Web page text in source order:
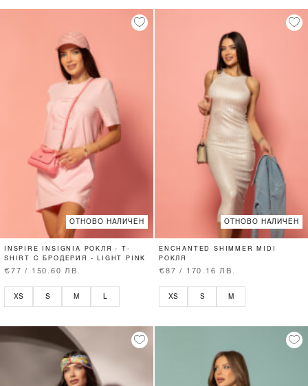
ОТНОВО НАЛИЧЕН
INSPIRE INSIGNIA РОКЛЯ - T-
SHIRT С БРОДЕРИЯ - LIGHT PINK
€77 / 150.60 ЛВ.
XS S M L
ОТНОВО НАЛИЧЕН
ENCHANTED SHIMMER MIDI
РОКЛЯ
€87 / 170.16 ЛВ.
XS S M